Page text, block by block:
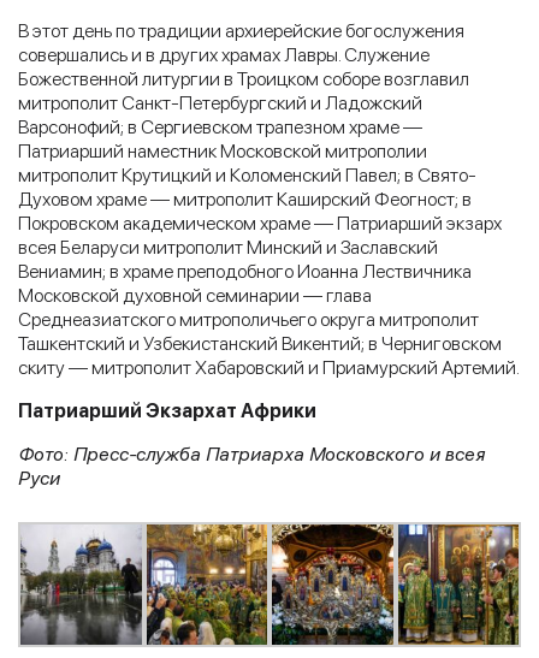
В этот день по традиции архиерейские богослужения
совершались и в других храмах Лавры. Служение
Божественной литургии в Троицком соборе возглавил
митрополит Санкт-Петербургский и Ладожский
Варсонофий; в Сергиевском трапезном храме —
Патриарший наместник Московской митрополии
митрополит Крутицкий и Коломенский Павел; в Свято-
Духовом храме — митрополит Каширский Феогност; в
Покровском академическом храме — Патриарший экзарх
всея Беларуси митрополит Минский и Заславский
Вениамин; в храме преподобного Иоанна Лествичника
Московской духовной семинарии — глава
Среднеазиатского митрополичьего округа митрополит
Ташкентский и Узбекистанский Викентий; в Черниговском
скиту — митрополит Хабаровский и Приамурский Артемий.
Патриарший Экзархат Африки
Фото: Пресс-служба Патриарха Московского и всея
Руси